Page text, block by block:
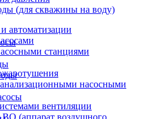
(для скважины на воду)
автоматизации
станциями
насосными
вентиляции
(аппарат воздушного